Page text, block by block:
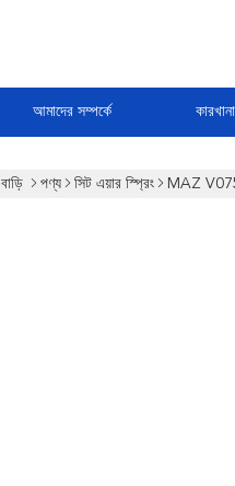
আমাদের সম্পর্কে
বাড়ি পণ্য সিট এয়ার স্প্রিং MAZ